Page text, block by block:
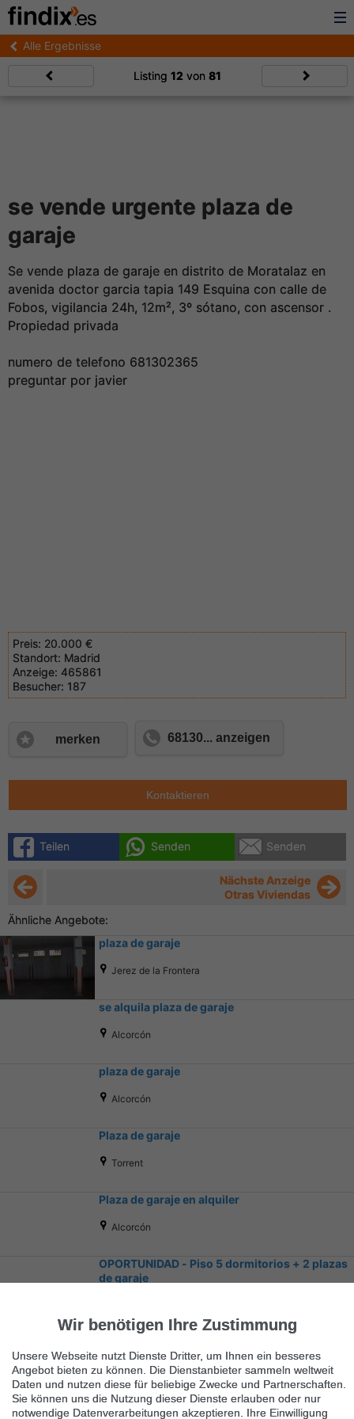
Alle Ergebnisse
Listing 12 von 81
se vende urgente plaza de
garaje
Se vende plaza de garaje en distrito de Moratalaz en
avenida doctor garcia tapia 149 Esquina con calle de
Fobos, vigilancia 24h, 12m², 3º sótano, con ascensor .
Propiedad privada
numero de telefono 681302365
preguntar por javier
Preis: 20.000 €
Standort: Madrid
Anzeige: 465861
Besucher: 187
merken 68130... anzeigen
Kontaktieren
Teilen Senden Senden
Nächste Anzeige
Otras Viviendas
Ähnliche Angebote:
plaza de garaje
Jerez de la Frontera
se alquila plaza de garaje
Alcorcón
plaza de garaje
Alcorcón
Plaza de garaje
Torrent
Plaza de garaje en alquiler
Alcorcón
OPORTUNIDAD - Piso 5 dormitorios + 2 plazas
de garaje
Wir benötigen Ihre Zustimmung
Unsere Webseite nutzt Dienste Dritter, um Ihnen ein besseres
Angebot bieten zu können. Die Dienstanbieter sammeln weltweit
Daten und nutzen diese für beliebige Zwecke und Partnerschaften.
Sie können uns die Nutzung dieser Dienste erlauben oder nur
notwendige Datenverarbeitungen akzeptieren. Ihre Einwilligung